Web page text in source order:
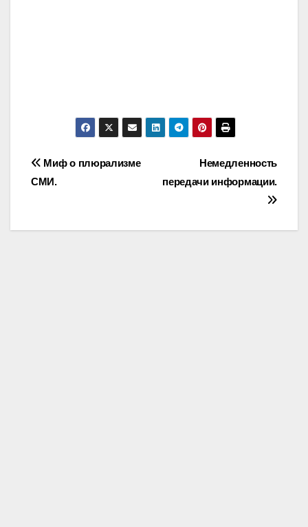
Post
Немедленность
передачи информации.
Миф о плюрализме
СМИ.